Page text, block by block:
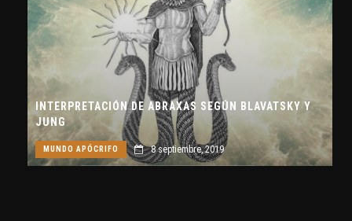
INTERPRETACIÓN DE ABRAXAS SEGÚN BLAVATSKY Y
JUNG
MUNDO APÓCRIFO 8 septiembre, 2019